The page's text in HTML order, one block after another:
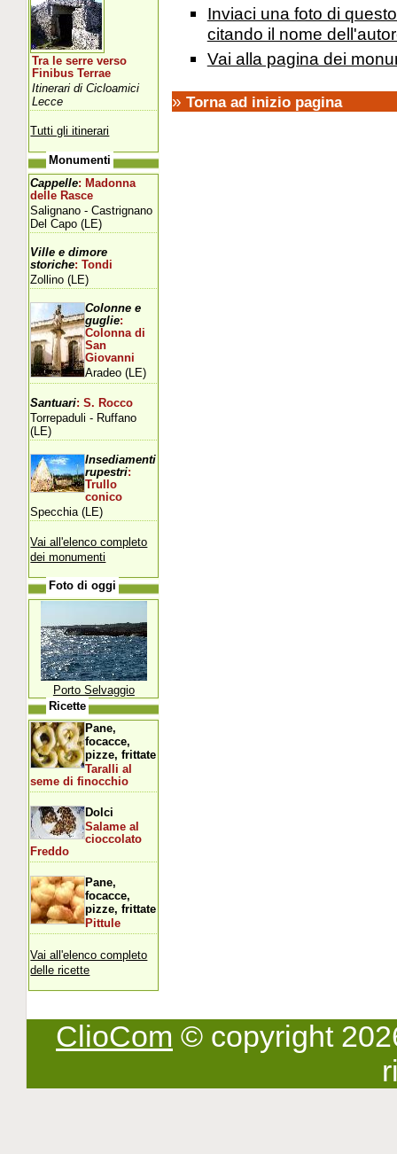
Inviaci una foto di
citando il nome
Vai alla pagina dei
» Torna ad inizio pagina
Tra le serre verso
Finibus Terrae
Itinerari di Cicloamici
Lecce
Tutti gli itinerari
Monumenti
Cappelle: Madonna
delle Rasce
Salignano - Castrignano
Del Capo (LE)
Ville e dimore
storiche: Tondi
Zollino (LE)
Colonne e
guglie:
Colonna di
San
Giovanni
Aradeo (LE)
Santuari: S. Rocco
Torrepaduli - Ruffano
(LE)
Insediamenti
rupestri:
Trullo
conico
Specchia (LE)
Vai all'elenco completo
dei monumenti
Foto di oggi
Porto Selvaggio
Ricette
Pane,
focacce,
pizze, frittate
Taralli al
seme di finocchio
Dolci
Salame al
cioccolato
Freddo
Pane,
focacce,
pizze, frittate
Pittule
Vai all'elenco completo
delle ricette
ClioCom © copyright